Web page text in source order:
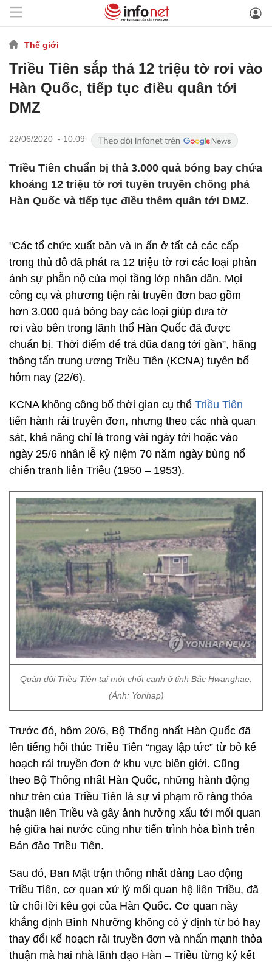
Thế giới
Triều Tiên sắp thả 12 triệu tờ rơi vào
Hàn Quốc, tiếp tục điều quân tới
DMZ
22/06/2020 - 10:09
Triều Tiên chuẩn bị thả 3.000 quả bóng bay chứa
khoảng 12 triệu tờ rơi tuyên truyền chống phá
Hàn Quốc và tiếp tục điều thêm quân tới DMZ.
"Các tổ chức xuất bản và in ấn ở tất cả các cấp
trong thủ đô đã phát ra 12 triệu tờ rơi các loại phản
ánh sự phẫn nộ của mọi tầng lớp nhân dân. Mọi
công cụ và phương tiện rải truyền đơn bao gồm
hơn 3.000 quả bóng bay các loại giúp đưa tờ
rơi vào bên trong lãnh thổ Hàn Quốc đã được
chuẩn bị. Thời điểm để trả đũa đang tới gần”, hãng
thông tấn trung ương Triều Tiên (KCNA) tuyên bố
hôm nay (22/6).
KCNA không công bố thời gian cụ thể Triều Tiên
tiến hành rải truyền đơn, nhưng theo các nhà quan
sát, khả năng chỉ là trong vài ngày tới hoặc vào
ngày 25/6 nhân lễ kỷ niệm 70 năm ngày bùng nổ
chiến tranh liên Triều (1950 – 1953).
Quân đội Triều Tiên tại một chốt canh ở tỉnh Bắc Hwanghae.
(Ảnh: Yonhap)
Trước đó, hôm 20/6, Bộ Thống nhất Hàn Quốc đã
lên tiếng hối thúc Triều Tiên “ngay lập tức” từ bỏ kế
hoạch rải truyền đơn ở khu vực biên giới. Cũng
theo Bộ Thống nhất Hàn Quốc, những hành động
như trên của Triều Tiên là sự vi phạm rõ ràng thỏa
thuận liên Triều và gây ảnh hưởng xấu tới mối quan
hệ giữa hai nước cũng như tiến trình hòa bình trên
Bán đảo Triều Tiên.
Sau đó, Ban Mặt trận thống nhất đảng Lao động
Triều Tiên, cơ quan xử lý mối quan hệ liên Triều, đã
từ chối lời kêu gọi của Hàn Quốc. Cơ quan này
khẳng định Bình Nhưỡng không có ý định từ bỏ hay
thay đổi kế hoạch rải truyền đơn và nhấn mạnh thỏa
thuận mà hai nhà lãnh đạo Hàn – Triều từng ký kết